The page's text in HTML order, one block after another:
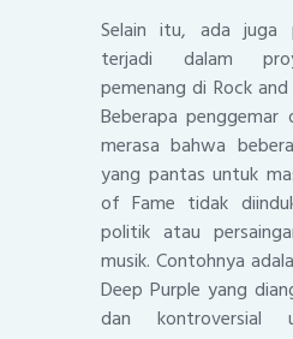
Selain itu, ada juga
terjadi dalam
pemenang di Rock
Beberapa penggemar
merasa bahwa
yang pantas untuk
of Fame tidak
politik atau
musik. Contohnya
Deep Purple yang
dan kontroversial